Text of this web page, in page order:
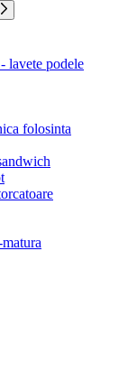
lavete podele
folosinta